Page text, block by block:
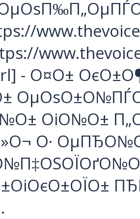
- О¤О±
ОіО№О±
О·